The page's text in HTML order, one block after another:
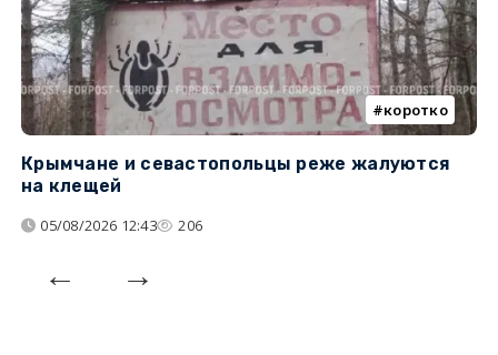
коротко
Крымчане и севастопольцы реже жалуются
на клещей
05/08/2026 12:43 206